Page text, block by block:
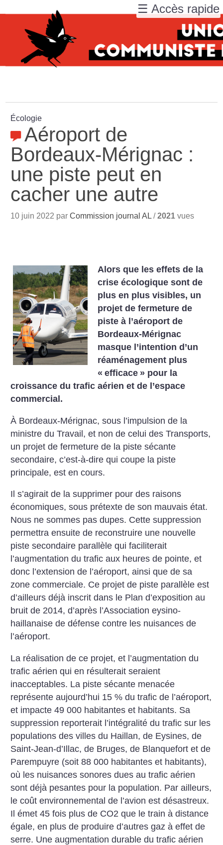
Écologie
Aéroport de
Bordeaux-Mérignac :
une piste peut en
cacher une autre
10 juin 2022 parCommission journal AL /2021 vues
Alors que les effets de la
crise écologique sont de
plus en plus visibles, un
projet de fermeture de
piste à l’aéroport de
Bordeaux-Mérignac
masque l’intention d’un
réaménagement plus
« efficace » pour la
croissance du trafic aérien et de l’espace
commercial.
À Bordeaux-Mérignac, sous l’impulsion de la
ministre du Travail, et non de celui des Transports,
un projet de fermeture de la piste sécante
secondaire, c’est-à-dire qui coupe la piste
principale, est en cours.
Il s’agirait de la supprimer pour des raisons
économiques, sous prétexte de son mauvais état.
Nous ne sommes pas dupes. Cette suppression
permettra ensuite de reconstruire une nouvelle
piste secondaire parallèle qui faciliterait
l’augmentation du trafic aux heures de pointe, et
donc l’extension de l’aéroport, ainsi que de sa
zone commerciale. Ce projet de piste parallèle est
d’ailleurs déjà inscrit dans le Plan d’exposition au
bruit de 2014, d’après l’Association eysino-
haillanaise de défense contre les nuisances de
l’aéroport.
La réalisation de ce projet, et l’augmentation du
trafic aérien qui en résulterait seraient
inacceptables. La piste sécante menacée
représente aujourd’hui 15 % du trafic de l’aéroport,
et impacte 49 000 habitantes et habitants. Sa
suppression reporterait l’intégralité du trafic sur les
populations des villes du Haillan, de Eysines, de
Saint-Jean-d’Illac, de Bruges, de Blanquefort et de
Parempuyre (soit 88 000 habitantes et habitants),
où les nuisances sonores dues au trafic aérien
sont déjà pesantes pour la population. Par ailleurs,
le coût environnemental de l’avion est désastreux.
Il émet 45 fois plus de CO2 que le train à distance
égale, en plus de produire d’autres gaz à effet de
serre. Une augmentation durable du trafic aérien
☰ Accès rapide